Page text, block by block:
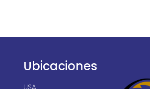
Ubicaciones
USA